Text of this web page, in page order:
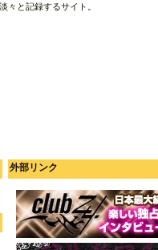
々と記録するサイト。
外部リンク